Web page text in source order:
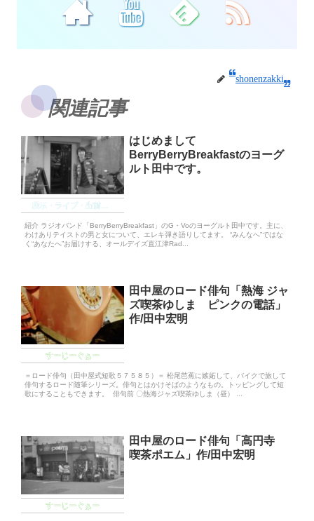
shonenzakki
関連記事
はじめまして
BerryBerryBreakfastのヨーグ
ルト田中です。
紹介 ラジオバンド「BerryBerryBreakfast」のG・Voのヨーグルト田中です。主に、
わけありテイストの男と女について、エレキ弾き語りしてます。 “みんなへ”ではな
く“あなたへ”お届けする、オールデイズ直江津Rad...
すーじーぐぁー
田中屋のロード俳句「熱海 ジャ
ズ喫茶ゆしま ピンクの電話」
作/田中宏明
＝ロード俳句（田中屋式短歌５７５８５）＝ 松尾芭蕉に嫉妬して、バイクで旅して
俳句するロード随筆シリーズ。俳句とはかけそばのようなもの。トッピングして短
歌にすることもできます。 俳句前 〇熱海ジャズ喫茶ゆしま（昼） ...
すーじーぐぁー
田中屋のロード俳句「高円寺
喫茶ポエム」作/田中宏明